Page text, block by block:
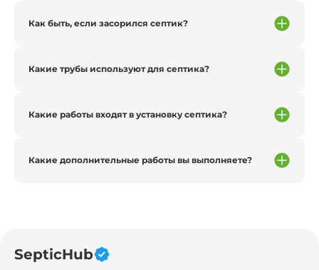
Как быть, если засорился септик?
Какие трубы используют для септика?
Какие работы входят в установку септика?
Какие дополнительные работы вы выполняете?
SepticHub